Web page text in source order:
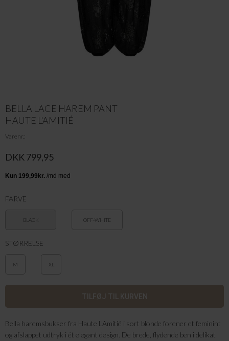
BELLA LACE HAREM PANT
HAUTE L'AMITIÉ
Varenr.
DKK 799,95
FARVE
BLACK OFF-WHITE
STØRRELSE
M XL
Bella haremsbukser fra Haute L'Amitié i sort blonde forener et feminint
og afslappet udtryk i ét elegant design. De brede, flydende ben i delikat